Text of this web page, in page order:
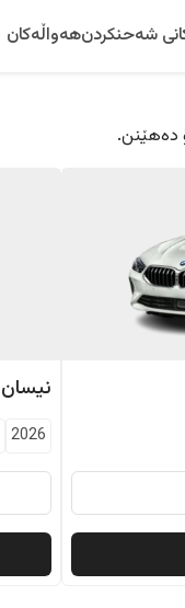
شەحنکردنهەواڵەکان
دەهێنن.
نیسان
2026